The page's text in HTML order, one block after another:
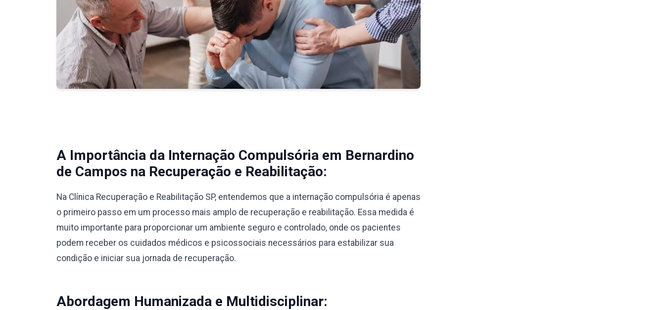
A Importância da Internação Compulsória em Bernardino
de Campos na Recuperação e Reabilitação:
Na Clínica Recuperação e Reabilitação SP, entendemos que a internação compulsória é apenas
o primeiro passo em um processo mais amplo de recuperação e reabilitação. Essa medida é
muito importante para proporcionar um ambiente seguro e controlado, onde os pacientes
podem receber os cuidados médicos e psicossociais necessários para estabilizar sua
condição e iniciar sua jornada de recuperação.
Abordagem Humanizada e Multidisciplinar: